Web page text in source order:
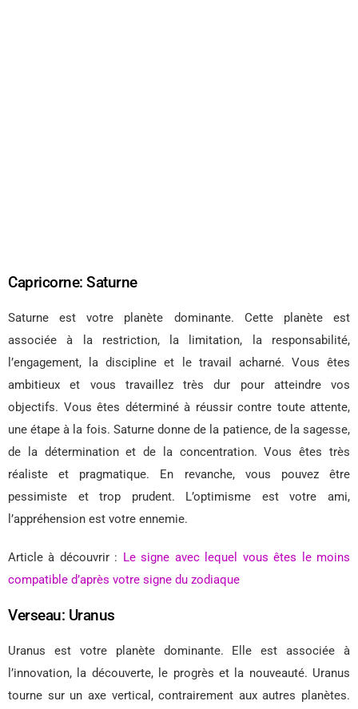
Capricorne: Saturne
Saturne est votre planète dominante. Cette planète est
associée à la restriction, la limitation, la responsabilité,
l’engagement, la discipline et le travail acharné. Vous êtes
ambitieux et vous travaillez très dur pour atteindre vos
objectifs. Vous êtes déterminé à réussir contre toute attente,
une étape à la fois. Saturne donne de la patience, de la sagesse,
de la détermination et de la concentration. Vous êtes très
réaliste et pragmatique. En revanche, vous pouvez être
pessimiste et trop prudent. L’optimisme est votre ami,
l’appréhension est votre ennemie.
Article à découvrir : Le signe avec lequel vous êtes le moins
compatible d’après votre signe du zodiaque
Verseau: Uranus
Uranus est votre planète dominante. Elle est associée à
l’innovation, la découverte, le progrès et la nouveauté. Uranus
tourne sur un axe vertical, contrairement aux autres planètes.